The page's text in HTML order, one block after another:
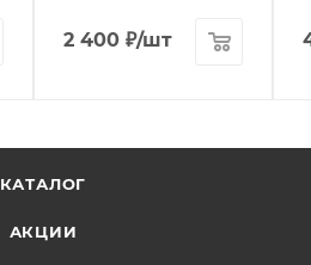
2 400 ₽/шт
КАТАЛОГ
АКЦИИ